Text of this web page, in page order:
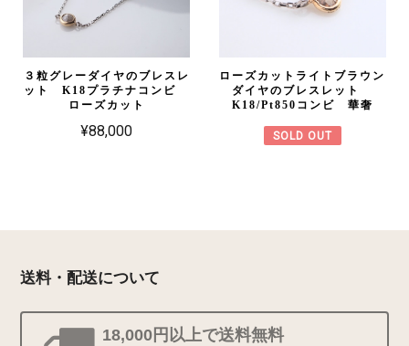
３粒グレーダイヤのブレスレ
ット K18プラチナコンビ
ローズカット
¥88,000
ローズカットライトブラウン
ダイヤのブレスレット
K18/Pt850コンビ 華奢
SOLD OUT
送料・配送について
18,000円以上で送料無料